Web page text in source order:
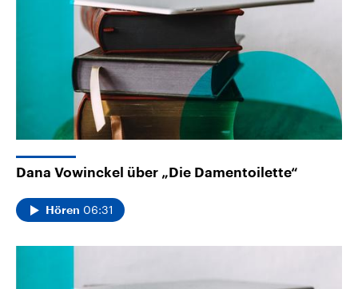
Dana Vowinckel über „Die Damentoilette“
Hören 06:31